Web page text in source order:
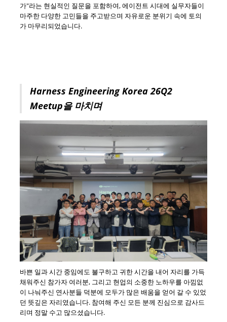
가"라는 현실적인 질문을 포함하여, 에이전트 시대에 실무자들이
마주한 다양한 고민들을 주고받으며 자유로운 분위기 속에 토의
가 마무리되었습니다.
Harness Engineering Korea 26Q2
Meetup을 마치며
바쁜 일과 시간 중임에도 불구하고 귀한 시간을 내어 자리를 가득
채워주신 참가자 여러분, 그리고 현업의 소중한 노하우를 아낌없
이 나눠주신 연사분들 덕분에 모두가 많은 배움을 얻어 갈 수 있었
던 뜻깊은 자리였습니다. 참여해 주신 모든 분께 진심으로 감사드
리며 정말 수고 많으셨습니다.